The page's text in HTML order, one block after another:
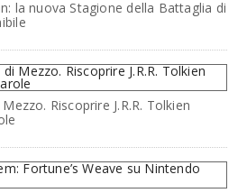
la nuova Stagione della Battaglia di
Riscoprire J.R.R. Tolkien